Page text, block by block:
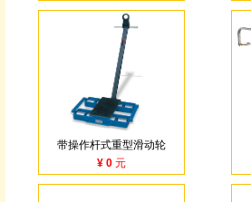
带操作杆式重型滑动轮
¥ 0 元